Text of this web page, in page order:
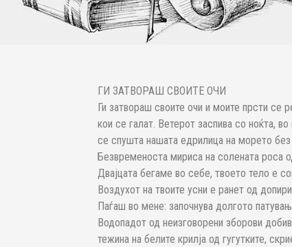
ГИ ЗАТВОРАШ СВОИТЕ ОЧИ
Ги затвораш своите очи и моите прсти се
кои се галат. Ветерот заспива со ноќта, во
се спушта нашата едрилица на морето без
Безвременоста мириса на солената роса
Двајцата бегаме во себе, твоето тело е
Воздухот на твоите усни е ранет од
Паѓаш во мене: започнува долгото
Водопадот од неизговорени зборови
тежина на белите крилја од гугутките,